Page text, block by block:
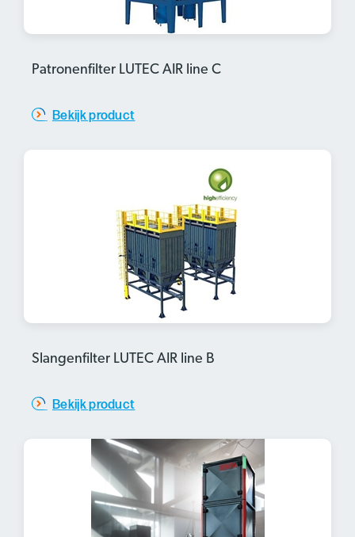
Patronenfilter LUTEC AIR line C
Bekijk product
Slangenfilter LUTEC AIR line B
Bekijk product